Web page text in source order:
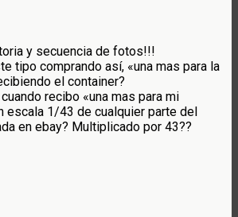
y secuencia de fotos!!!
tipo comprando así, «una mas para la
el container?
recibo «una mas para mi
escala 1/43 de cualquier parte del
en ebay? Multiplicado por 43??